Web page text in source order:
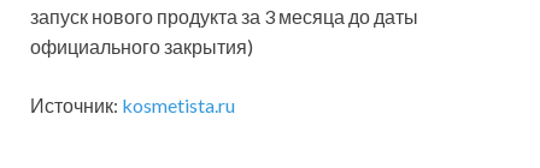
запуск нового продукта за 3 месяца до даты
официального закрытия)
Источник: kosmetista.ru